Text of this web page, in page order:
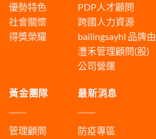
優勢特色
社會關懷
得獎榮耀
PDP人才顧問
跨國人力資源
bailingsayhi 品牌由
灃禾管理顧問(股)
公司營運
黃金團隊
管理顧問
最新消息
防疫專區